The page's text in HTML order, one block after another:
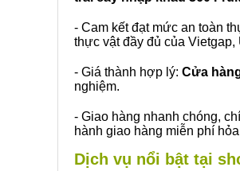
- Cam kết đạt mức an toàn
thực vật đầy đủ của Vietgap,
- Giá thành hợp lý: Cửa
nghiệm.
- Giao hàng nhanh chóng,
hành giao hàng miễn phí
Dịch vụ nổi bật tại